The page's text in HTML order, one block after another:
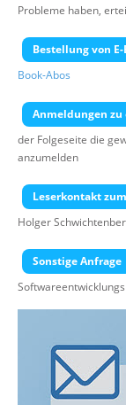
Probleme haben,
Bestellung von E-
Book-Abos
Anmeldungen
der Folgeseite die
anzumelden
Leserkontakt
Holger
Sonstige Anfrage